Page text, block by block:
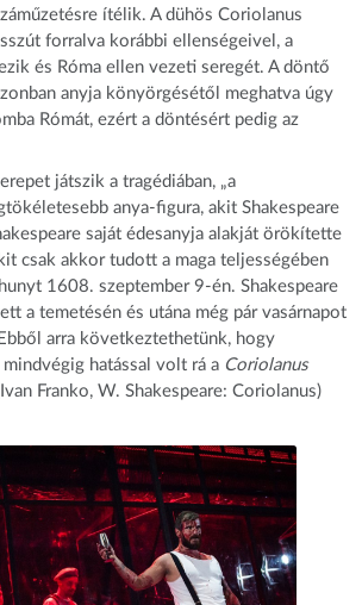
ítélik. A dühös Coriolanus
forralva korábbi ellenségeivel, a
és Róma ellen vezeti seregét. A döntő
anyja könyörgésétől meghatva úgy
Rómát, ezért a döntésért pedig az
játszik a tragédiában, „a
anya-figura, akit Shakespeare
saját édesanyja alakját örökítette
csak akkor tudott a maga teljességében
1608. szeptember 9-én. Shakespeare
a temetésén és utána még pár vasárnapot
arra következtethetünk, hogy
mindvégig hatással volt rá a Coriolanus
Franko, W. Shakespeare: Coriolanus)